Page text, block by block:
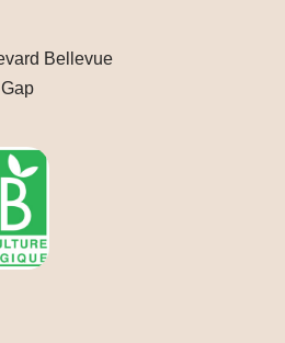
Bellevue